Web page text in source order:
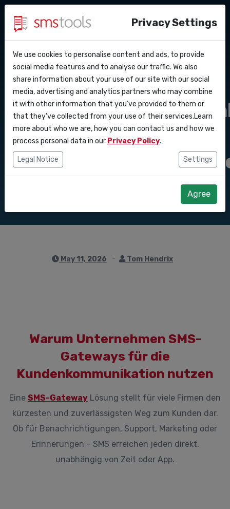
API Docs
Webhooks
Integrationen
Zapier
Warum smstools?
Blog
Service level agreement
Kontakt
Angebot anfordern
SMS-Gateway
für die
May 11, 2026 Tom Hendrix
Warum Unternehmen SMS-
Gateways für die
Kundenkommunikation nutzen
Eine SMS-Gateway Lösung stellt für viele Firmen den
kürzesten und zuverlässigsten Weg zum Kunden dar.
Ob für Benachrichtigungen, Support, Marketing oder
Erinnerungen – SMS erreichen jeden direkt,
unabhängig von Zeit oder App.
Privacy Settings
We use cookies to personalise content and ads, to provide
social media features and to analyse our traffic. We also
share information about your use of our site with our social
media, advertising and analytics partners who may combine
it with other information that you’ve provided to them or
that they’ve collected from your use of their services.Learn
more about who we are, how you can contact us and how we
process personal data in our Privacy Policy.
Legal Notice Settings
Agree